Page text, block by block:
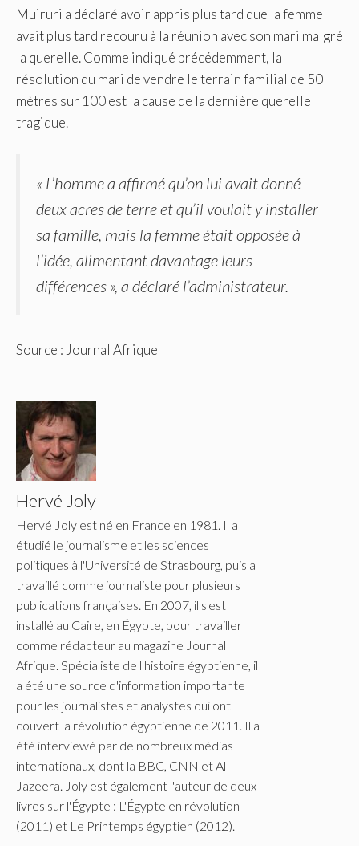
Muiruri a déclaré avoir appris plus tard que la femme
avait plus tard recouru à la réunion avec son mari malgré
la querelle. Comme indiqué précédemment, la
résolution du mari de vendre le terrain familial de 50
mètres sur 100 est la cause de la dernière querelle
tragique.
« L’homme a affirmé qu’on lui avait donné
deux acres de terre et qu’il voulait y installer
sa famille, mais la femme était opposée à
l’idée, alimentant davantage leurs
différences », a déclaré l’administrateur.
Source : Journal Afrique
Hervé Joly
Hervé Joly est né en France en 1981. Il a
étudié le journalisme et les sciences
politiques à l'Université de Strasbourg, puis a
travaillé comme journaliste pour plusieurs
publications françaises. En 2007, il s'est
installé au Caire, en Égypte, pour travailler
comme rédacteur au magazine Journal
Afrique. Spécialiste de l'histoire égyptienne, il
a été une source d'information importante
pour les journalistes et analystes qui ont
couvert la révolution égyptienne de 2011. Il a
été interviewé par de nombreux médias
internationaux, dont la BBC, CNN et Al
Jazeera. Joly est également l'auteur de deux
livres sur l'Égypte : L'Égypte en révolution
(2011) et Le Printemps égyptien (2012).